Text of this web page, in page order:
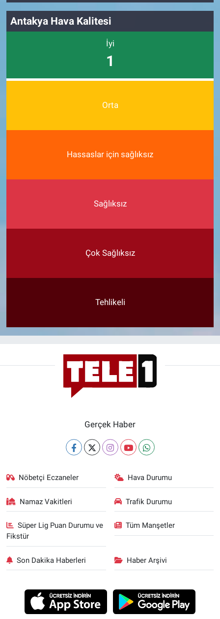
Antakya Hava Kalitesi
İyi
1
Orta
Hassaslar için sağlıksız
Sağlıksız
Çok Sağlıksız
Tehlikeli
Gerçek Haber
Nöbetçi Eczaneler Hava Durumu
Namaz Vakitleri Trafik Durumu
Süper Lig Puan Durumu ve
Fikstür
Tüm Manşetler
Son Dakika Haberleri Haber Arşivi